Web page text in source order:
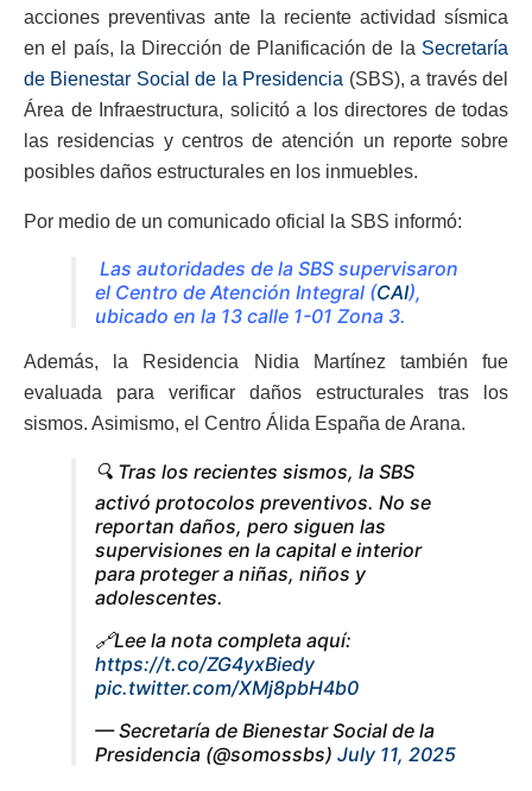
acciones preventivas ante la reciente actividad sísmica
en el país, la Dirección de Planificación de la Secretaría
de Bienestar Social de la Presidencia (SBS), a través del
Área de Infraestructura, solicitó a los directores de todas
las residencias y centros de atención un reporte sobre
posibles daños estructurales en los inmuebles.
Por medio de un comunicado oficial la SBS informó:
Las autoridades de la SBS supervisaron
el Centro de Atención Integral (CAI),
ubicado en la 13 calle 1-01 Zona 3.
Además, la Residencia Nidia Martínez también fue
evaluada para verificar daños estructurales tras los
sismos. Asimismo, el Centro Álida España de Arana.
🔍 Tras los recientes sismos, la SBS
activó protocolos preventivos. No se
reportan daños, pero siguen las
supervisiones en la capital e interior
para proteger a niñas, niños y
adolescentes.
🔗Lee la nota completa aquí:
https://t.co/ZG4yxBiedy
pic.twitter.com/XMj8pbH4b0
— Secretaría de Bienestar Social de la
Presidencia (@somossbs) July 11, 2025